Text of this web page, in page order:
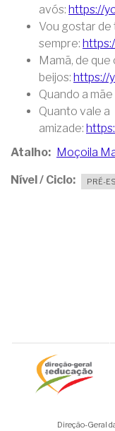
avós: https://
Vou gostar de
sempre:
Mamã, de que
beijos: https://
Quando a
Quanto vale a
amizade:
Atalho
Moçoila
Nível / Ciclo PRÉ-
Direção-Geral